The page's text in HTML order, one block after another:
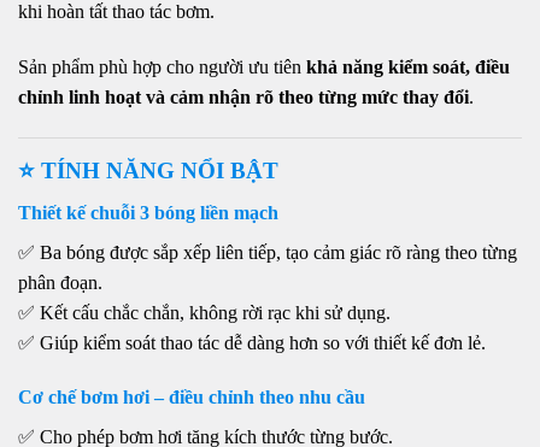
khi hoàn tất thao tác bơm.
Sản phẩm phù hợp cho người ưu tiên khả năng kiểm soát, điều
chỉnh linh hoạt và cảm nhận rõ theo từng mức thay đổi.
⭐ TÍNH NĂNG NỔI BẬT
Thiết kế chuỗi 3 bóng liền mạch
✅ Ba bóng được sắp xếp liên tiếp, tạo cảm giác rõ ràng theo từng
phân đoạn.
✅ Kết cấu chắc chắn, không rời rạc khi sử dụng.
✅ Giúp kiểm soát thao tác dễ dàng hơn so với thiết kế đơn lẻ.
Cơ chế bơm hơi – điều chỉnh theo nhu cầu
✅ Cho phép bơm hơi tăng kích thước từng bước.